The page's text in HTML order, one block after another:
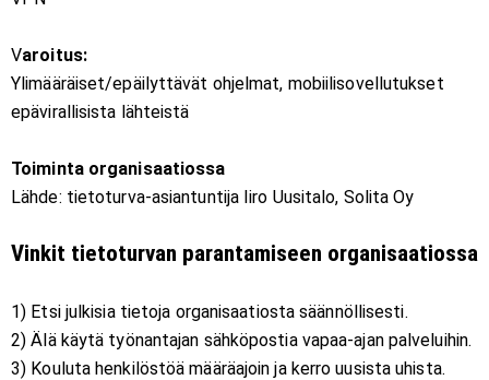
Varoitus:
Ylimääräiset/epäilyttävät ohjelmat, mobiilisovellutukset
epävirallisista lähteistä
Toiminta organisaatiossa
Lähde: tietoturva-asiantuntija Iiro Uusitalo, Solita Oy
Vinkit tietoturvan parantamiseen organisaatiossa
1) Etsi julkisia tietoja organisaatiosta säännöllisesti.
2) Älä käytä työnantajan sähköpostia vapaa-ajan palveluihin.
3) Kouluta henkilöstöä määräajoin ja kerro uusista uhista.